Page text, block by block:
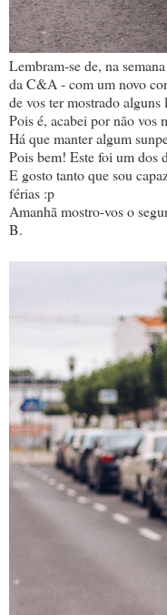
Lembram-se de, na
da C&A - com um novo
de vos ter mostrado alguns
Pois é, acabei por não vos
Há que manter algum
Pois bem! Este foi um dos
E gosto tanto que sou
férias :p
Amanhã mostro-vos o
B.